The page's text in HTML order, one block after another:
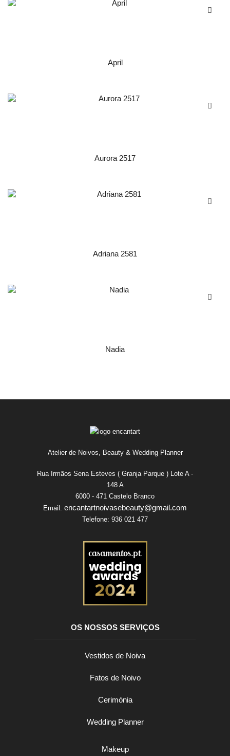
April
Aurora 2517
Adriana 2581
Nadia
Atelier de Noivos, Beauty & Wedding Planner
Rua Irmãos Sena Esteves ( Granja Parque ) Lote A -
148 A
6000 - 471 Castelo Branco
Email: encantartnoivasebeauty@gmail.com
Telefone: 936 021 477
OS NOSSOS SERVIÇOS
Vestidos de Noiva
Fatos de Noivo
Cerimónia
Wedding Planner
Makeup